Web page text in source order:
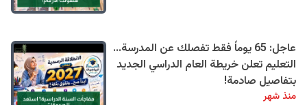
عاجل: 65 يوماً فقط تفصلك عن المدرسة...
التعليم تعلن خريطة العام الدراسي الجديد
بتفاصيل صادمة!
منذ شهر